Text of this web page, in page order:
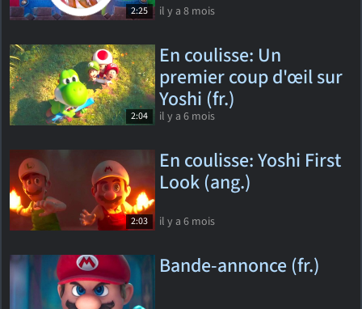
2:25 il y a 8 mois
2:04
En coulisse: Un
premier coup d'œil sur
Yoshi (fr.)
il y a 6 mois
2:03
En coulisse: Yoshi First
Look (ang.)
il y a 6 mois
Bande-annonce (fr.)